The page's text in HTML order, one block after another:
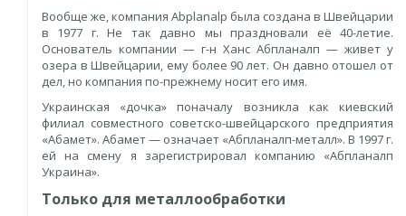
Вообще же, компания Abplanalp была создана в Швейцарии
в 1977 г. Не так давно мы праздновали её 40-летие.
Основатель компании — г-н Ханс Абпланалп — живет у
озера в Швейцарии, ему более 90 лет. Он давно отошел от
дел, но компания по-прежнему носит его имя.
Украинская «дочка» поначалу возникла как киевский
филиал совместного советско-швейцарского предприятия
«Абамет». Абамет — означает «Абпланалп-металл». В 1997 г.
ей на смену я зарегистрировал компанию «Абпланалп
Украина».
Только для металлообработки